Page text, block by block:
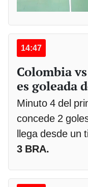
14:47
Colombia
es goleada
Minuto 4 del
concede 2
llega desde un
3 BRA.